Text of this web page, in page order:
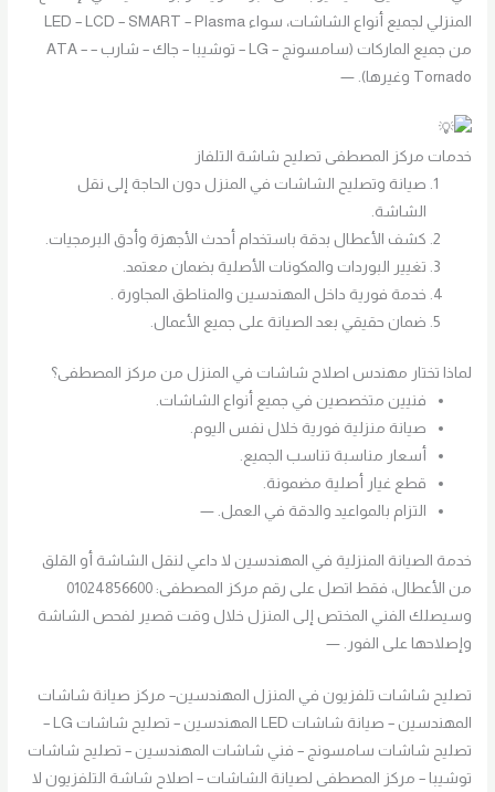
المنزلي لجميع أنواع الشاشات، سواء LED – LCD – SMART – Plasma
من جميع الماركات (سامسونج – LG – توشيبا – جاك – شارب – ATA –
Tornado وغيرها). —
خدمات مركز المصطفى تصليح شاشة التلفاز
صيانة وتصليح الشاشات في المنزل دون الحاجة إلى نقل
الشاشة.
كشف الأعطال بدقة باستخدام أحدث الأجهزة وأدق البرمجيات.
تغيير البوردات والمكونات الأصلية بضمان معتمد.
خدمة فورية داخل المهندسين والمناطق المجاورة .
ضمان حقيقي بعد الصيانة على جميع الأعمال.
لماذا تختار مهندس اصلاح شاشات في المنزل من مركز المصطفى؟
فنيين متخصصين في جميع أنواع الشاشات.
صيانة منزلية فورية خلال نفس اليوم.
أسعار مناسبة تناسب الجميع.
قطع غيار أصلية مضمونة.
التزام بالمواعيد والدقة في العمل. —
خدمة الصيانة المنزلية في المهندسين لا داعي لنقل الشاشة أو القلق
من الأعطال، فقط اتصل على رقم مركز المصطفى: 01024856600
وسيصلك الفني المختص إلى المنزل خلال وقت قصير لفحص الشاشة
وإصلاحها على الفور. —
تصليح شاشات تلفزيون في المنزل المهندسين– مركز صيانة شاشات
المهندسين – صيانة شاشات LED المهندسين – تصليح شاشات LG –
تصليح شاشات سامسونج – فني شاشات المهندسين – تصليح شاشات
توشيبا – مركز المصطفى لصيانة الشاشات – اصلاح شاشة التلفزيون لا